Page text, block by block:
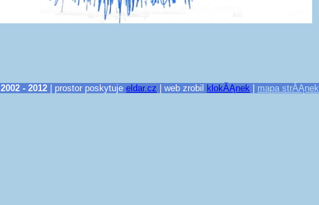
2002 - 2012 | prostor poskytuje eldar.cz | web zrobil klokĂĄnek mapa strĂĄnek